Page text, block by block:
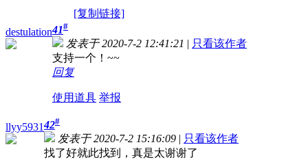
[复制链接]
destulation41#
发表于 2020-7-2 12:41:21 | 只看该作者
支持一个！~~
回复
使用道具 举报
llyy593142#
发表于 2020-7-2 15:16:09 | 只看该作者
找了好就此找到，真是太谢谢了